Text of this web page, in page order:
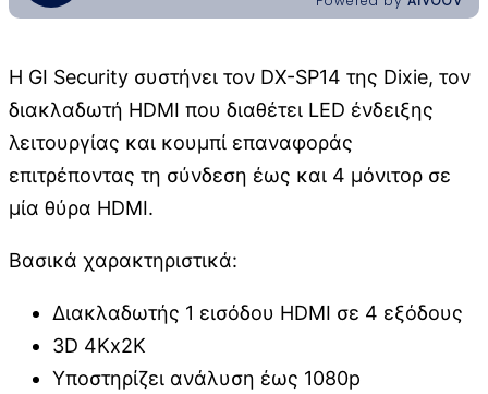
Η GI Security συστήνει τον DX-SP14 της Dixie, τον
διακλαδωτή HDMI που διαθέτει LED ένδειξης
λειτουργίας και κουμπί επαναφοράς
επιτρέποντας τη σύνδεση έως και 4 μόνιτορ σε
μία θύρα HDMI.
Βασικά χαρακτηριστικά:
Διακλαδωτής 1 εισόδου HDMI σε 4 εξόδους
3D 4Kx2K
Υποστηρίζει ανάλυση έως 1080p